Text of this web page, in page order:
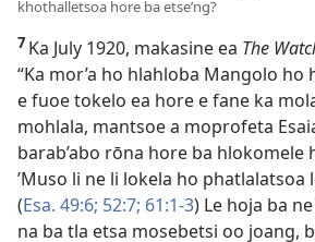
khothalletsoa hore ba etse’ng?
7 Ka July 1920, makasine ea The
“Ka mor’a ho hlahloba Mangolo
e fuoe tokelo ea hore e fane ka
mohlala, mantsoe a moprofeta
barab’abo rōna hore ba hlokomele
’Muso li ne li lokela ho phatlalatsoa
(Esa. 49:6; 52:7; 61:1-3) Le hoja ba
na ba tla etsa mosebetsi oo joang,